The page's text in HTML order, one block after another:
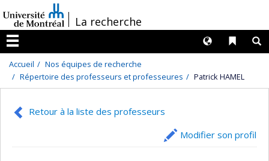
au
contenu
/La recherche
Menu
Liens
Langues
Accueil
Nos équipes de recherche
Répertoire des professeurs et professeures
Patrick HAMEL
Retour à la liste des professeurs
Modifier son profil